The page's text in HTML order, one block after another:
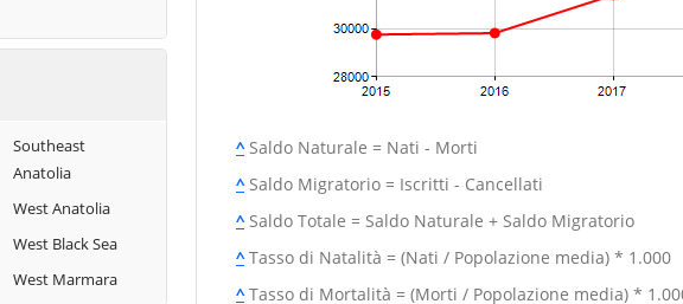
Southeast
Anatolia
West Anatolia
West Black Sea
West Marmara
^Saldo Naturale = Nati - Morti
^Saldo Migratorio = Iscritti - Cancellati
^Saldo Totale = Saldo Naturale + Saldo Migratorio
^Tasso di Natalità = (Nati / Popolazione media) * 1.000
^Tasso di Mortalità = (Morti / Popolazione media) *